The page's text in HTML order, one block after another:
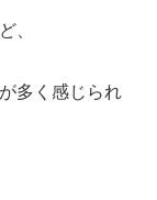
、
多く感じられ